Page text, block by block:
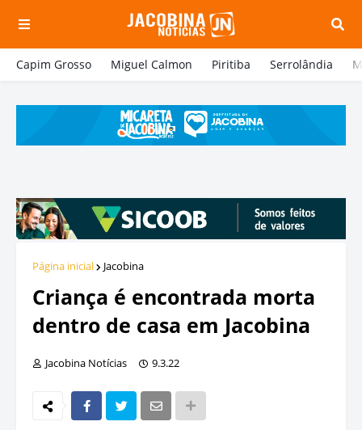
Capim Grosso Miguel Calmon Piritiba Serrolândia
Página inicial Jacobina
Criança é encontrada morta
dentro de casa em Jacobina
Jacobina Notícias 9.3.22